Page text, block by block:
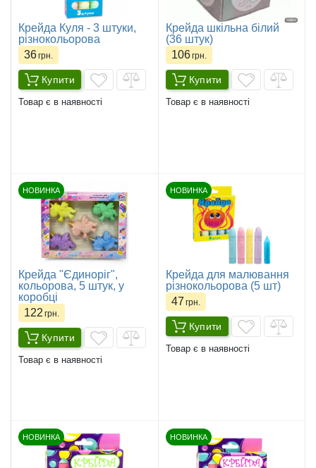
Крейда Куля - 3 штуки,
різнокольорова
36грн.
Купити
Товар є в наявності
Крейда шкільна білий
(36 штук)
106грн.
Купити
Товар є в наявності
НОВИНКА
Крейда "Єдиноріг",
кольорова, 5 штук, у
коробці
122 грн.
Купити
Товар є в наявності
НОВИНКА
Крейда для малювання
різнокольорова (5 шт)
47 грн.
Купити
Товар є в наявності
НОВИНКА НОВИНКА